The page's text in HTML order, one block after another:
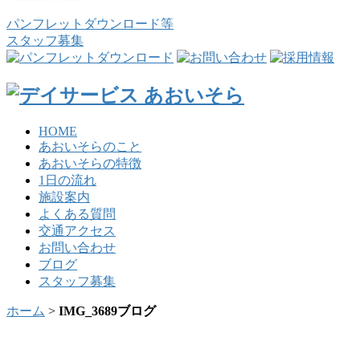
パンフレットダウンロード等
スタッフ募集
HOME
あおいそらのこと
あおいそらの特徴
1日の流れ
施設案内
よくある質問
交通アクセス
お問い合わせ
ブログ
スタッフ募集
ホーム > IMG_3689ブログ